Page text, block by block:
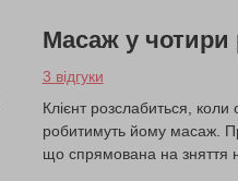
Масаж у чотири
3 відгуки
Клієнт розслабиться,
робитимуть йому масаж.
що спрямована на зняття